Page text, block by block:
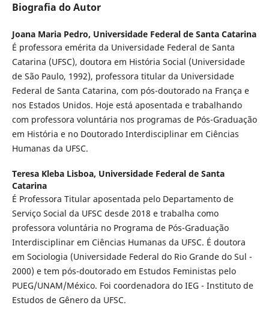
Biografia do Autor
Joana Maria Pedro, Universidade Federal de Santa Catarina
É professora emérita da Universidade Federal de Santa
Catarina (UFSC), doutora em História Social (Universidade
de São Paulo, 1992), professora titular da Universidade
Federal de Santa Catarina, com pós-doutorado na França e
nos Estados Unidos. Hoje está aposentada e trabalhando
com professora voluntária nos programas de Pós-Graduação
em História e no Doutorado Interdisciplinar em Ciências
Humanas da UFSC.
Teresa Kleba Lisboa, Universidade Federal de Santa
Catarina
É Professora Titular aposentada pelo Departamento de
Serviço Social da UFSC desde 2018 e trabalha como
professora voluntária no Programa de Pós-Graduação
Interdisciplinar em Ciências Humanas da UFSC. É doutora
em Sociologia (Universidade Federal do Rio Grande do Sul -
2000) e tem pós-doutorado em Estudos Feministas pelo
PUEG/UNAM/México. Foi coordenadora do IEG - Instituto de
Estudos de Gênero da UFSC.